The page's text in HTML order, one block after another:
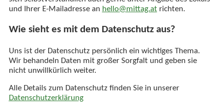
und Ihrer E-Mailadresse an hello@mittag.atrichten.
Wie sieht es mit dem Datenschutz aus?
Uns ist der Datenschutz persönlich ein wichtiges Thema.
Wir behandeln Daten mit großer Sorgfalt und geben sie
nicht unwillkürlich weiter.
Alle Details zum Datenschutz finden Sie in unserer
Datenschutzerklärung